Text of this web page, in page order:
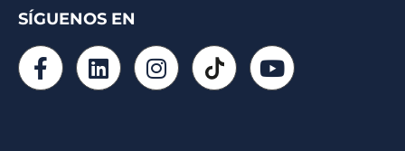
SÍGUENOS EN